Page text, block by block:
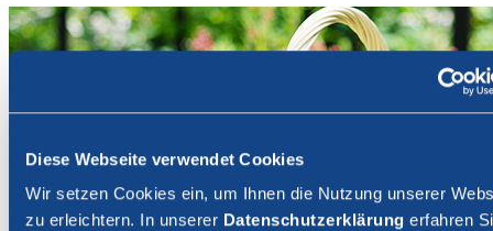
Diese Webseite verwendet Cookies
Wir setzen Cookies ein, um Ihnen die Nutzung unserer
zu erleichtern. In unserer Datenschutzerklärung erfahren